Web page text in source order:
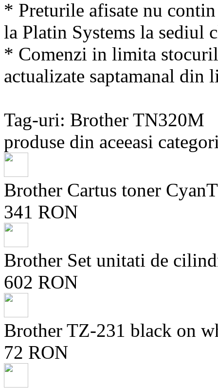
* Preturile afisate nu
la Platin Systems la sediul
* Comenzi in limita
actualizate saptamanal
Tag-uri: Brother TN320M
produse din aceeasi
Brother Cartus toner
341 RON
Brother Set unitati de
602 RON
Brother TZ-231 black on
72 RON